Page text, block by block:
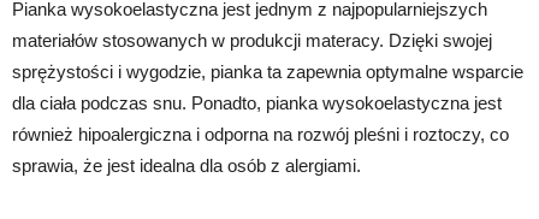
Pianka wysokoelastyczna jest jednym z najpopularniejszych
materiałów stosowanych w produkcji materacy. Dzięki swojej
sprężystości i wygodzie, pianka ta zapewnia optymalne wsparcie
dla ciała podczas snu. Ponadto, pianka wysokoelastyczna jest
również hipoalergiczna i odporna na rozwój pleśni i roztoczy, co
sprawia, że jest idealna dla osób z alergiami.